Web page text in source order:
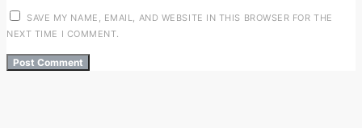
SAVE MY NAME, EMAIL, AND WEBSITE IN THIS BROWSER FOR THE
NEXT TIME I COMMENT.